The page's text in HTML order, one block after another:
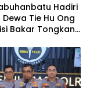
Hadiri
Dewa Tie Hu Ong
Bakar Tongkang